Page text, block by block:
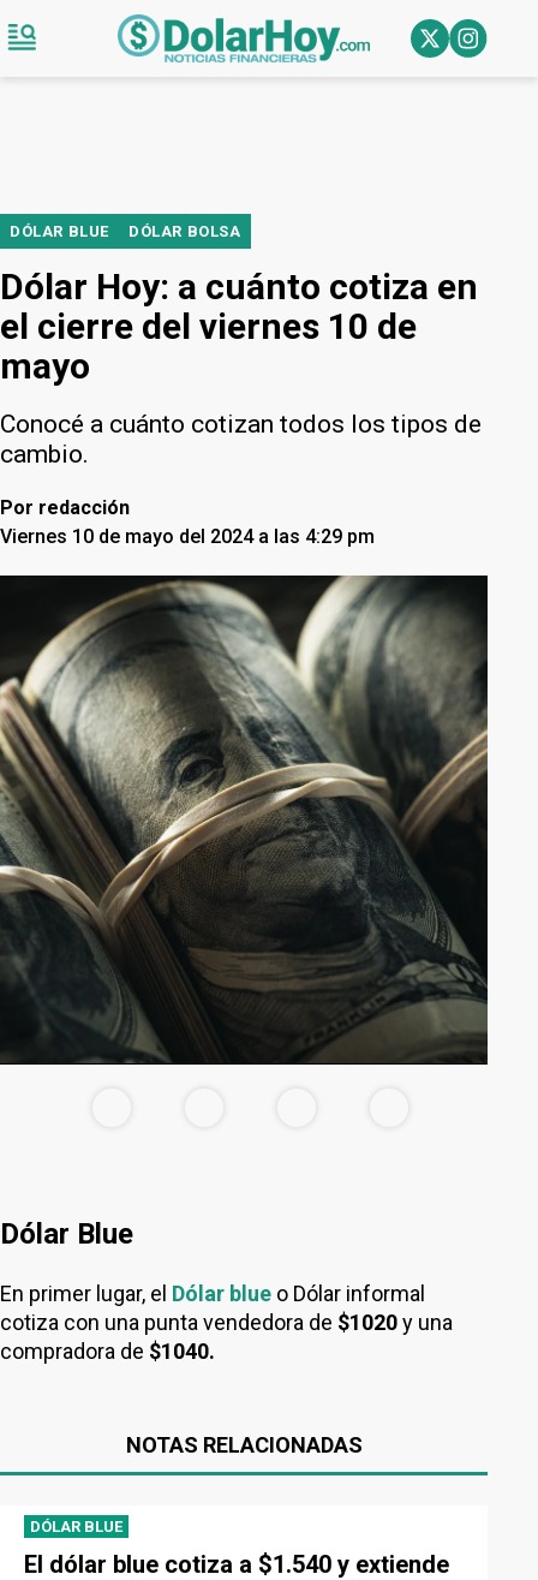
DÓLAR BLUE DÓLAR BOLSA
Dólar Hoy: a cuánto cotiza en
el cierre del viernes 10 de
mayo
Conocé a cuánto cotizan todos los tipos de
cambio.
Por redacción
Viernes 10 de mayo del 2024 a las 4:29 pm
Dólar Blue
En primer lugar, el Dólar blue o Dólar informal
cotiza con una punta vendedora de $1020y una
compradora de $1040.
NOTAS RELACIONADAS
DÓLAR BLUE
El dólar blue cotiza a $1.540 y extiende